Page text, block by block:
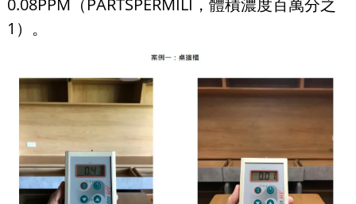
0.08PPM（PARTSPERMILI，體積濃度百萬分之
1）。